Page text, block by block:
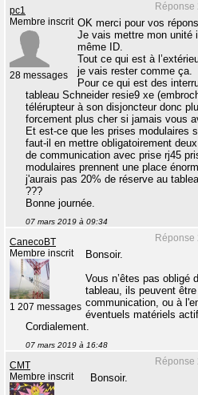
Réponse
pc1
Membre inscrit
28 messages
OK merci pour vos
Je vais mettre mon unité
même ID.
Tout ce qui est à
je vais rester comme ça.
Pour ce qui est des
tableau Schneider resie9 xe
télérupteur à son disjoncteur donc
forcement plus cher si jamais vous
Et est-ce que les prises modulaires
faut-il en mettre obligatoirement
de communication avec prise rj45
modulaires prennent une place
j'aurais pas 20% de réserve au
???
Bonne journée.
07 mars 2019 à 09:34
Réponse
CanecoBT
Membre inscrit
1 207 messages
Bonsoir.
Vous n’êtes pas obligé
tableau, ils peuvent
communication, ou à
éventuels matériels
Cordialement.
07 mars 2019 à 16:48
Réponse
CMT
Membre inscrit
Bonsoir.